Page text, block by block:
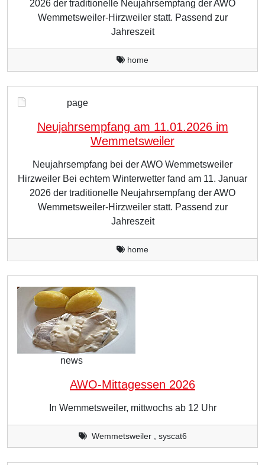
2026 der traditionelle Neujahrsempfang der AWO
Wemmetsweiler-Hirzweiler statt. Passend zur
Jahreszeit
home
page
Neujahrsempfang am 11.01.2026 im
Wemmetsweiler
Neujahrsempfang bei der AWO Wemmetsweiler
Hirzweiler Bei echtem Winterwetter fand am 11. Januar
2026 der traditionelle Neujahrsempfang der AWO
Wemmetsweiler-Hirzweiler statt. Passend zur
Jahreszeit
home
news
AWO-Mittagessen 2026
In Wemmetsweiler, mittwochs ab 12 Uhr
Wemmetsweiler , syscat6